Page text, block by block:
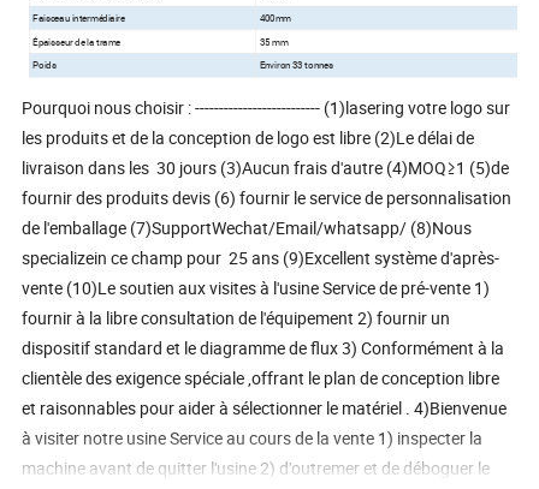
Faisceau intermédiaire 400mm
Épaisseur de la trame
35 mm
Poids
Environ 33 tonnes
Pourquoi nous choisir : -------------------------- (1)lasering votre logo sur
les produits et de la conception de logo est libre (2)Le délai de
livraison dans les 30 jours (3)Aucun frais d'autre (4)MOQ≥1 (5)de
fournir des produits devis (6) fournir le service de personnalisation
de l'emballage (7)SupportWechat/Email/whatsapp/ (8)Nous
specializein ce champ pour 25 ans (9)Excellent système d'après-
vente (10)Le soutien aux visites à l'usine Service de pré-vente 1)
fournir à la libre consultation de l'équipement 2) fournir un
dispositif standard et le diagramme de flux 3) Conformément à la
clientèle des exigence spéciale ,offrant le plan de conception libre
et raisonnables pour aider à sélectionner le matériel . 4)Bienvenue
à visiter notre usine Service au cours de la vente 1) inspecter la
machine avant de quitter l'usine 2) d'outremer et de déboguer le